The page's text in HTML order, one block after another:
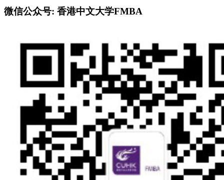
微信公众号: 香港中文大学FMBA